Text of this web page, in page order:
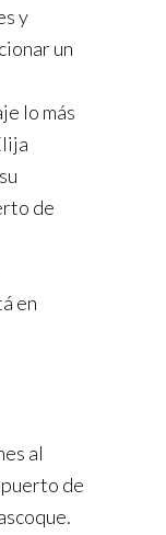
y
un
lo más
de
en
al
de